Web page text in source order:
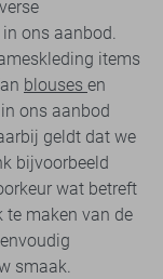
ons aanbod.
items
blouses en
in ons aanbod
geldt dat we
bijvoorbeeld
wat betreft
te maken van de
smaak.